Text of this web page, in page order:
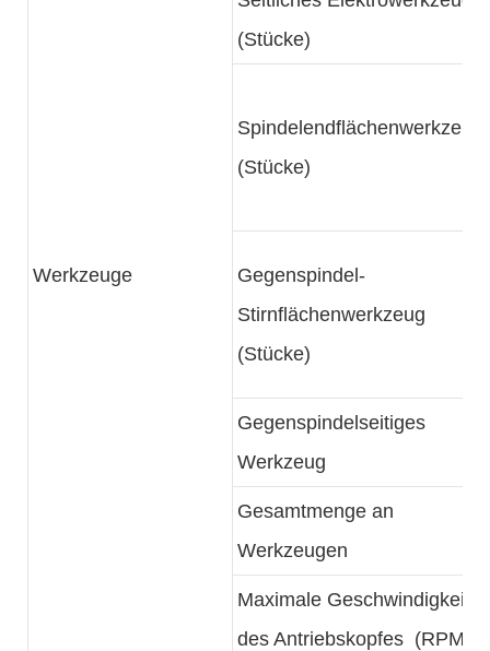
Werkzeuge
(Stücke)
Spindelendflächenwerkzeug
(Stücke)
Gegenspindel-
Stirnflächenwerkzeug
(Stücke)
Gegenspindelseitiges
Werkzeug
Gesamtmenge an
Werkzeugen
Maximale Geschwindigkeit
des Antriebskopfes (RPM)